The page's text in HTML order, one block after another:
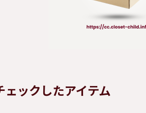
ェックしたアイテム